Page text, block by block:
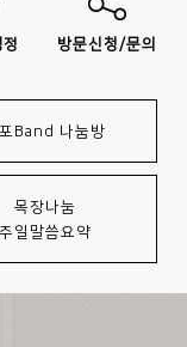
방문신청/문의
Band 나눔방
목장나눔
주일말씀요약